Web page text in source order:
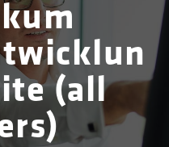
(all